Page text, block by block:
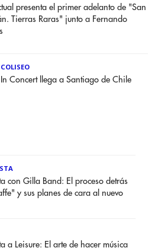
presenta el primer adelanto de "San
Tierras Raras" junto a Fernando
Concert llega a Santiago de Chile
con Gilla Band: El proceso detrás
y sus planes de cara al nuevo
a Leisure: El arte de hacer música